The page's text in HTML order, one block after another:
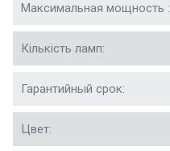
Максимальная мощность :
Кількість ламп:
Гарантийный срок:
Цвет: